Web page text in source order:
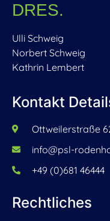
DRES.
Ulli Schweig
Norbert Schweig
Kathrin Lembert
Kontakt
Ottweilerstraße
info@psl-
+49 (0)681 46444
Rechtliches